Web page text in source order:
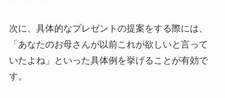
次に、具体的なプレゼントの提案をする際には、
「あなたのお母さんが以前これが欲しいと言って
いたよね」といった具体例を挙げることが有効で
す。